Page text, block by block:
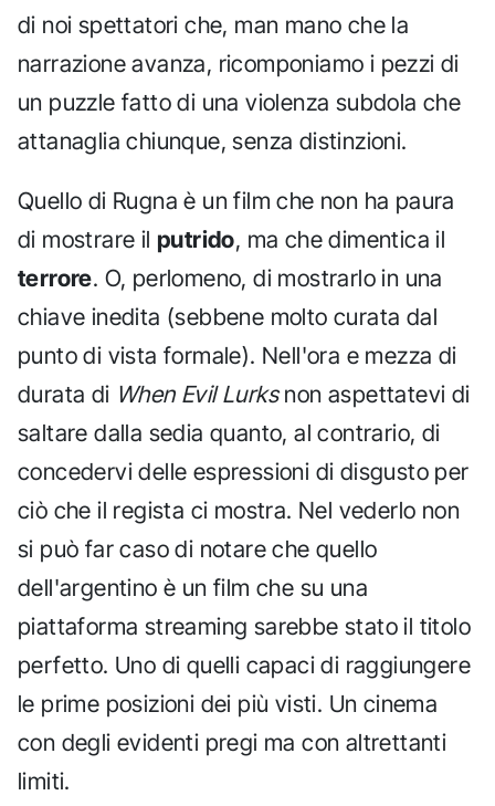
di noi spettatori che, man mano che la
narrazione avanza, ricomponiamo i pezzi di
un puzzle fatto di una violenza subdola che
attanaglia chiunque, senza distinzioni.
Quello di Rugna è un film che non ha paura
di mostrare il putrido, ma che dimentica il
terrore. O, perlomeno, di mostrarlo in una
chiave inedita (sebbene molto curata dal
punto di vista formale). Nell'ora e mezza di
durata di When Evil Lurksnon aspettatevi di
saltare dalla sedia quanto, al contrario, di
concedervi delle espressioni di disgusto per
ciò che il regista ci mostra. Nel vederlo non
si può far caso di notare che quello
dell'argentino è un film che su una
piattaforma streaming sarebbe stato il titolo
perfetto. Uno di quelli capaci di raggiungere
le prime posizioni dei più visti. Un cinema
con degli evidenti pregi ma con altrettanti
limiti.